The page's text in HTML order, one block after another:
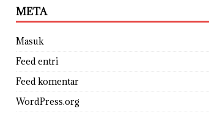
META
Masuk
Feed entri
Feed komentar
WordPress.org